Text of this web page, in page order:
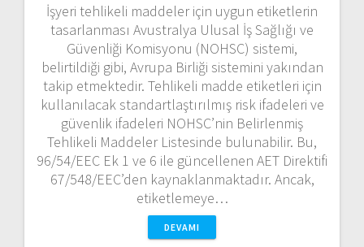
İşyeri tehlikeli maddeler için uygun etiketlerin
tasarlanması Avustralya Ulusal İş Sağlığı ve
Güvenliği Komisyonu (NOHSC) sistemi,
belirtildiği gibi, Avrupa Birliği sistemini yakından
takip etmektedir. Tehlikeli madde etiketleri için
kullanılacak standartlaştırılmış risk ifadeleri ve
güvenlik ifadeleri NOHSC’nin Belirlenmiş
Tehlikeli Maddeler Listesinde bulunabilir. Bu,
96/54/EEC Ek 1 ve 6 ile güncellenen AET Direktifi
67/548/EEC’den kaynaklanmaktadır. Ancak,
etiketlemeye…
DEVAMI